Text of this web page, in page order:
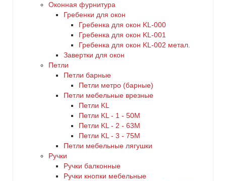
Оконная фурнитура
Гребенки для окон
Гребенка для окон KL-000
Гребенка для окон KL-001
Гребенка для окон KL-002 метал.
Завертки для окон
Петли
Петли барные
Петли метро (барные)
Петли мебельные врезные
Петли KL
Петли KL - 1 - 50M
Петли KL - 2 - 63M
Петли KL - 3 - 75M
Петли мебельные лягушки
Ручки
Ручки балконные
Ручки кнопки мебельные